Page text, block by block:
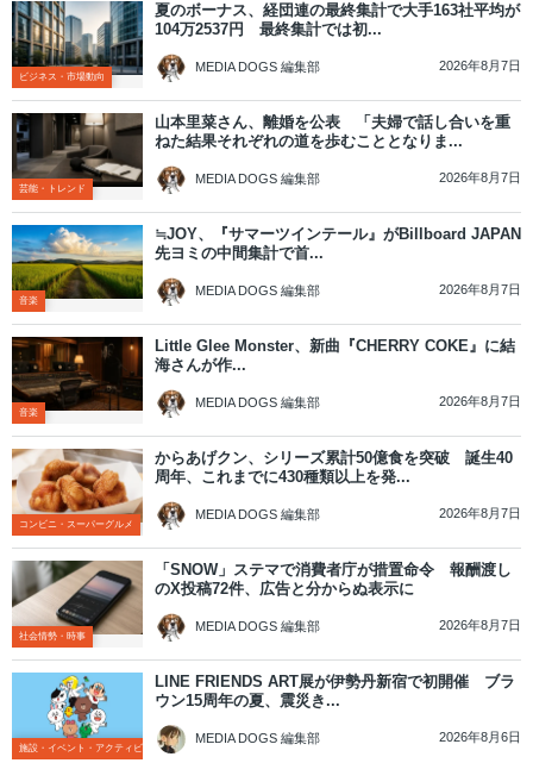
ビジネス・市場動向
夏のボーナス、経団連の最終集計で大手163社平均が
104万2537円 最終集計では初...
MEDIA DOGS 編集部 2026年8月7日
芸能・トレンド
山本里菜さん、離婚を公表 「夫婦で話し合いを重
ねた結果それぞれの道を歩むこととなりま...
MEDIA DOGS 編集部 2026年8月7日
音楽
≒JOY、『サマーツインテール』がBillboard JAPAN
先ヨミの中間集計で首...
MEDIA DOGS 編集部 2026年8月7日
音楽
Little Glee Monster、新曲『CHERRY COKE』に結
海さんが作...
MEDIA DOGS 編集部 2026年8月7日
コンビニ・スーパーグルメ
からあげクン、シリーズ累計50億食を突破 誕生40
周年、これまでに430種類以上を発...
MEDIA DOGS 編集部 2026年8月7日
社会情勢・時事
「SNOW」ステマで消費者庁が措置命令 報酬渡し
のX投稿72件、広告と分からぬ表示に
MEDIA DOGS 編集部 2026年8月7日
施設・イベント・アクティビティ
LINE FRIENDS ART展が伊勢丹新宿で初開催 ブラ
ウン15周年の夏、震災き...
MEDIA DOGS 編集部 2026年8月6日